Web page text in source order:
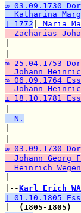
∞ 03.09.1730
Katharina
† 1772
Maria
Zacharias
∞ 25.04.1753
Johann
∞ 06.09.1764
Johann
± 18.10.1781
|
N.
∞ 03.09.1730
Johann Georg
Heinrich
|--Karl Erich
† 01.10.1805
(1805-1805)